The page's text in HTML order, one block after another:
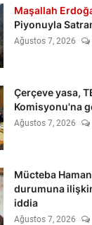
Maşallah
Piyonuyla
Ağustos 7, 2026
Çerçeve yasa,
Komisyonu'na
Ağustos 7, 2026
Mücteba
durumuna
iddia
Ağustos 7, 2026